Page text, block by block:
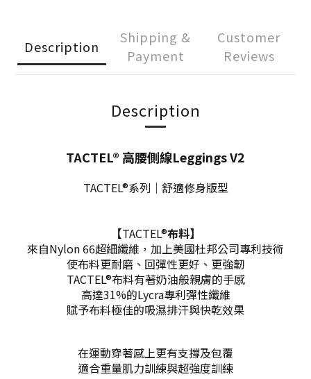
Description
Shipping &
Payment
Customer
Reviews
Description
TACTEL® 高腰側線Leggings V2
TACTEL®系列｜舒適修身版型
【TACTEL®布料】
來自Nylon 66超細纖維，加上美國杜邦公司專利技術
使布料更耐磨、回彈性更好、更強韌
TACTEL®布料有著奶油般親膚的手感
高達31%的Lycra專利彈性纖維
賦予布料極佳的吸濕排汗與快乾效果
在運動穿著感上更有支撐及包覆
適合重量肌力訓練與超強度訓練